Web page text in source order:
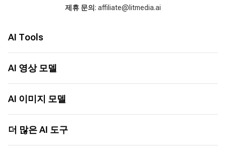
제휴 문의: affiliate@litmedia.ai
AI Tools
AI 음악 생성기
Seed Audio 1.0
이미지 → 비디오
텍스트 → 비디오
이미지에서 이미지로
텍스트에서 이미지로
AI 비디오 애니메이션
AI 비디오 익스텐더
AI 영상 모델
Seedance 2.5
Seedance 2.0
Seedance 2.0 Mini
Grok 1.5
Happy Horse 1.0
AI 이미지 모델
Nano Banana 2
Seedream 5.0
더 많은 AI 도구